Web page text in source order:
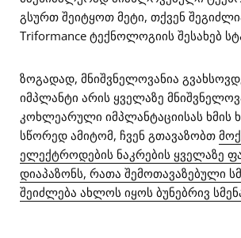
გსურთ შეიტყოთ მეტი, თქვენ
Triformance ტექნოლოგიის შესახებ
ზოგადად, მნიშვნელოვანია
იმპლანტი არის ყველაზე
კოხლეარული იმპლანტაციისას ხმის
სწორედ ამიტომ, ჩვენ გთავაზობთ
ელექტროდების ნაკრების ყველაზე
დიაპაზონს, რათა შემოთავაზებული
შეიძლება ახლოს იყოს ბუნებრივ